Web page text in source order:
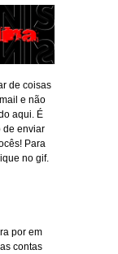
de coisas
e não
aqui. É
de enviar
Para
no gif.
por em
contas